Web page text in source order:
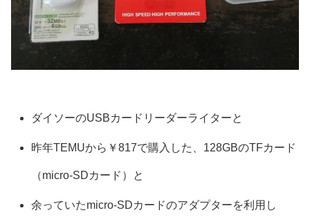
ダイソーのUSBカードリーダーライターと
昨年TEMUから￥817で購入した、128GBのTFカード
（micro-SDカード）と
余っていたmicro-SDカードのアダプターを利用し